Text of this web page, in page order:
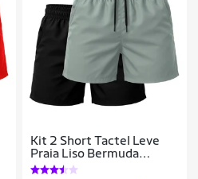
Kit 2 Short Tactel Leve
Praia Liso Bermuda
Masculina